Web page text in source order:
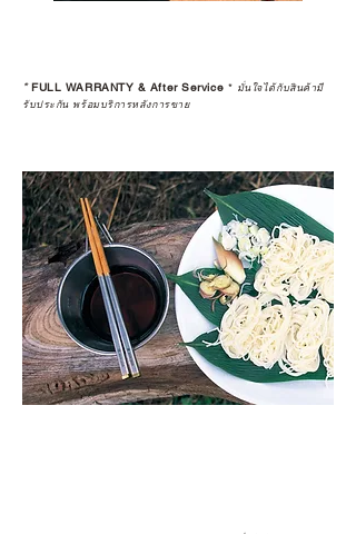
*FULL WARRANTY & After Service * มั่นใจได้กับสินค้ามี
รับประกัน พร้อมบริการหลังการขาย